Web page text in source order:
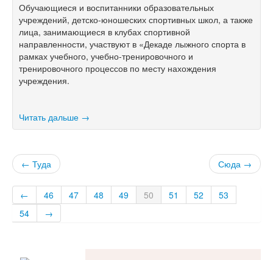
Обучающиеся и воспитанники образовательных
учреждений, детско-юношеских спортивных школ, а также
лица, занимающиеся в клубах спортивной
направленности, участвуют в «Декаде лыжного спорта в
рамках учебного, учебно-тренировочного и
тренировочного процессов по месту нахождения
учреждения.
Читать дальше →
← Туда Сюда →
← 46 47 48 49 50 51 52
53
54
→